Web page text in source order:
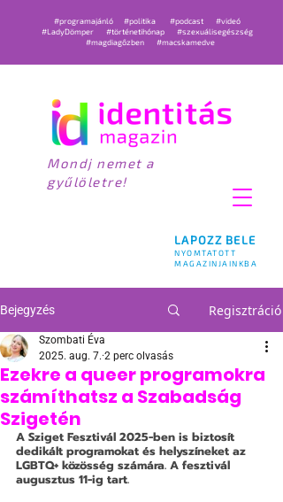
LAPOZZ BELE
NYOMTATOTT
MAGAZINJAINKBA
#programajánló #politika #podcast
#videó
#LadyDömper
#történetihónap
#szexuálisegészség
#magdiagőzben
#macskamedve
Mondj nemet a
gyűlöletre!
Bejegyzés Regisztráció
Ezekre a queer programokra
számíthatsz a Szabadság
Szigetén
Szombati Éva
2025. aug. 7. 2 perc olvasás
A Sziget Fesztivál 2025-ben is biztosít
dedikált programokat és helyszíneket az
LGBTQ+ közösség számára. A fesztivál
augusztus 11-ig tart.